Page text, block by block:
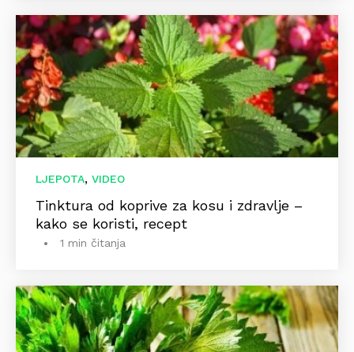
LJEPOTA, VIDEO
Tinktura od koprive za kosu i zdravlje –
kako se koristi, recept
1 min čitanja